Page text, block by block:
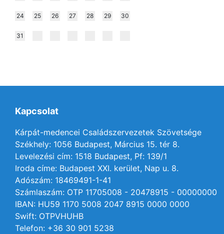
24 25 26 27 28 29 30
31
Kapcsolat
Kárpát-medencei Családszervezetek Szövetsége
Székhely: 1056 Budapest, Március 15. tér 8.
Levelezési cím: 1518 Budapest, Pf: 139/1
Iroda címe: Budapest XXI. kerület, Nap u. 8.
Adószám: 18469491-1-41
Számlaszám: OTP 11705008 - 20478915 - 00000000
IBAN: HU59 1170 5008 2047 8915 0000 0000
Swift: OTPVHUHB
Telefon: +36 30 901 5238